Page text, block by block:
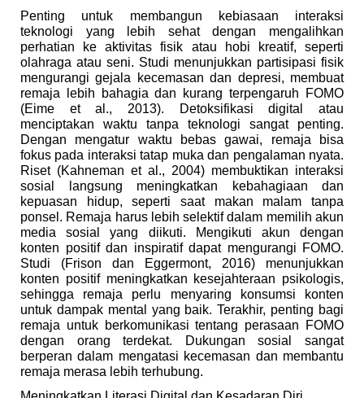
Penting untuk membangun kebiasaan interaksi
teknologi yang lebih sehat dengan mengalihkan
perhatian ke aktivitas fisik atau hobi kreatif, seperti
olahraga atau seni. Studi menunjukkan partisipasi fisik
mengurangi gejala kecemasan dan depresi, membuat
remaja lebih bahagia dan kurang terpengaruh FOMO
(Eime et al., 2013). Detoksifikasi digital atau
menciptakan waktu tanpa teknologi sangat penting.
Dengan mengatur waktu bebas gawai, remaja bisa
fokus pada interaksi tatap muka dan pengalaman nyata.
Riset (Kahneman et al., 2004) membuktikan interaksi
sosial langsung meningkatkan kebahagiaan dan
kepuasan hidup, seperti saat makan malam tanpa
ponsel. Remaja harus lebih selektif dalam memilih akun
media sosial yang diikuti. Mengikuti akun dengan
konten positif dan inspiratif dapat mengurangi FOMO.
Studi (Frison dan Eggermont, 2016) menunjukkan
konten positif meningkatkan kesejahteraan psikologis,
sehingga remaja perlu menyaring konsumsi konten
untuk dampak mental yang baik. Terakhir, penting bagi
remaja untuk berkomunikasi tentang perasaan FOMO
dengan orang terdekat. Dukungan sosial sangat
berperan dalam mengatasi kecemasan dan membantu
remaja merasa lebih terhubung.